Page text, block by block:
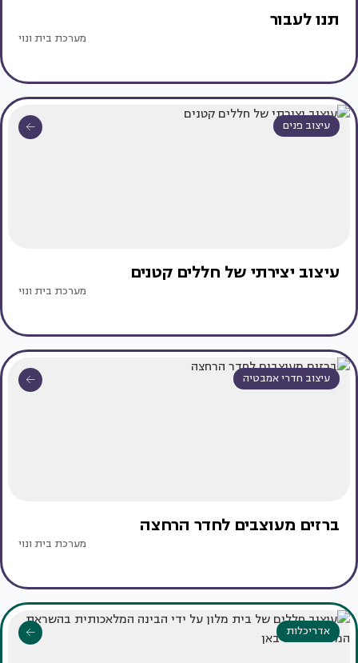
תנו לעבור
מערכת בית ונוי
עיצוב פנים
עיצוב יצירתי של חללים קטנים
מערכת בית ונוי
עיצוב חדרי אמבטיה
ברזים מעוצבים לחדר הרחצה
מערכת בית ונוי
אדריכלות